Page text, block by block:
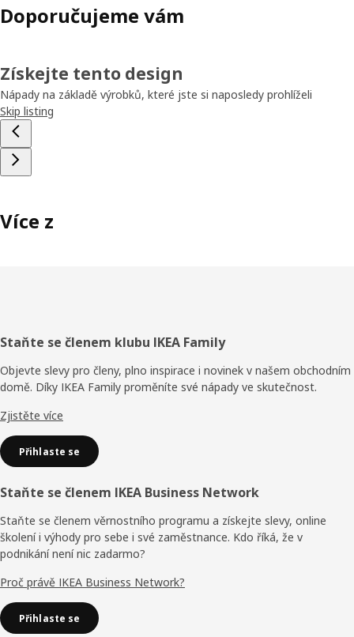
Doporučujeme vám
Získejte tento design
Nápady na základě výrobků, které jste si naposledy prohlíželi
Skip listing
Více z
Zápatí
Staňte se členem klubu IKEA Family
Objevte slevy pro členy, plno inspirace i novinek v našem obchodním
domě. Díky IKEA Family proměníte své nápady ve skutečnost.
Zjistěte více
Přihlaste se
Staňte se členem IKEA Business Network
Staňte se členem věrnostního programu a získejte slevy, online
školení i výhody pro sebe i své zaměstnance. Kdo říká, že v
podnikání není nic zadarmo?
Proč právě IKEA Business Network?
Přihlaste se